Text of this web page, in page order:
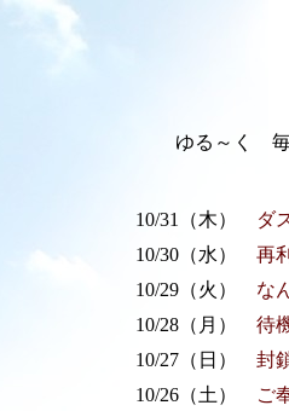
ゆる～く 毎
10/31（木）
ダ
10/30（水）
再
10/29（火）
な
10/28（月）
待
10/27（日）
封
10/26（土）
ご